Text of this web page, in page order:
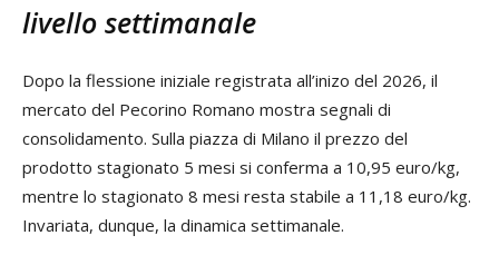
livello settimanale
Dopo la flessione iniziale registrata all’inizo del 2026, il
mercato del Pecorino Romano mostra segnali di
consolidamento. Sulla piazza di Milano il prezzo del
prodotto stagionato 5 mesi si conferma a 10,95 euro/kg,
mentre lo stagionato 8 mesi resta stabile a 11,18 euro/kg.
Invariata, dunque, la dinamica settimanale.